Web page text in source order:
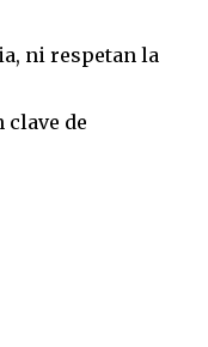
ni respetan la
clave de